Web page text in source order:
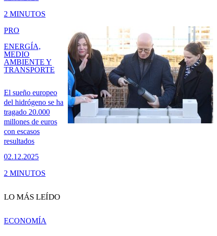
2 MINUTOS
El sueño europeo
del hidrógeno se ha
tragado 20.000
millones de euros
con escasos
resultados
02.12.2025
PRO
ENERGÍA,
MEDIO
AMBIENTE Y
TRANSPORTE
2 MINUTOS
LO MÁS LEÍDO
ECONOMÍA